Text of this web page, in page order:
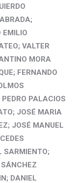
EMILIO
VALTER
MORA
FERNANDO
PALACIOS
JOSÉ MARIA
JOSÉ MANUEL
SARMIENTO;
DANIEL